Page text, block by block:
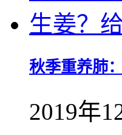
秋季重养肺
2019年